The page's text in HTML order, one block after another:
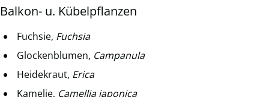
Balkon- u. Kübelpflanzen
Fuchsie, Fuchsia
Glockenblumen, Campanula
Heidekraut, Erica
Kamelie, Camellia japonica